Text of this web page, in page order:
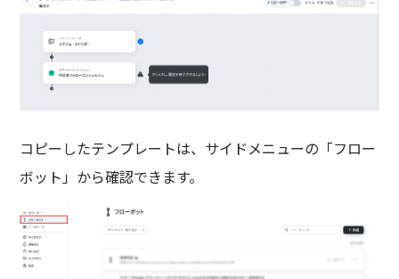
コピーしたテンプレートは、サイドメニューの「フロー
ボット」から確認できます。